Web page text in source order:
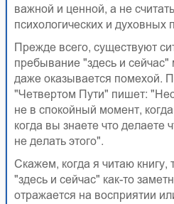
важной и ценной, а не
психологических и духовных
Прежде всего, cуществуют
пребывание "здесь и сейчас"
даже оказывается помехой.
"Четвертом Пути" пишет:
не в спокойный момент,
когда вы знаете что делаете
не делать этого".
Скажем, когда я читаю книгу,
"здесь и сейчас" как-то
отражается на восприятии